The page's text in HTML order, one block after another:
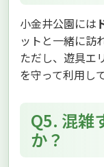
小金井公園には
ットと一緒に訪
ただし、遊具エ
を守って利用し
Q5. 混雑
か？